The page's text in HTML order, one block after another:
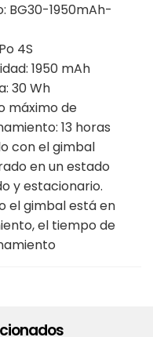
BG30-1950mAh-
4S
1950 mAh
30 Wh
máximo de
13 horas
con el gimbal
en un estado
y estacionario.
el gimbal está en
el tiempo de